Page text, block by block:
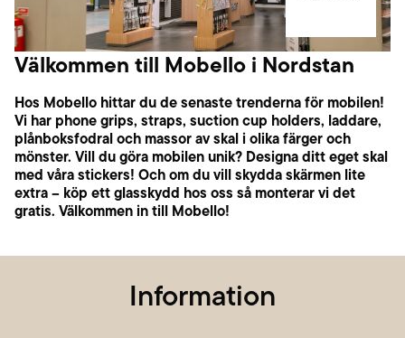
Välkommen till Mobello i Nordstan
Hos Mobello hittar du de senaste trenderna för mobilen!
Vi har phone grips, straps, suction cup holders, laddare,
plånboksfodral och massor av skal i olika färger och
mönster. Vill du göra mobilen unik? Designa ditt eget skal
med våra stickers! Och om du vill skydda skärmen lite
extra – köp ett glasskydd hos oss så monterar vi det
gratis. Välkommen in till Mobello!
Information